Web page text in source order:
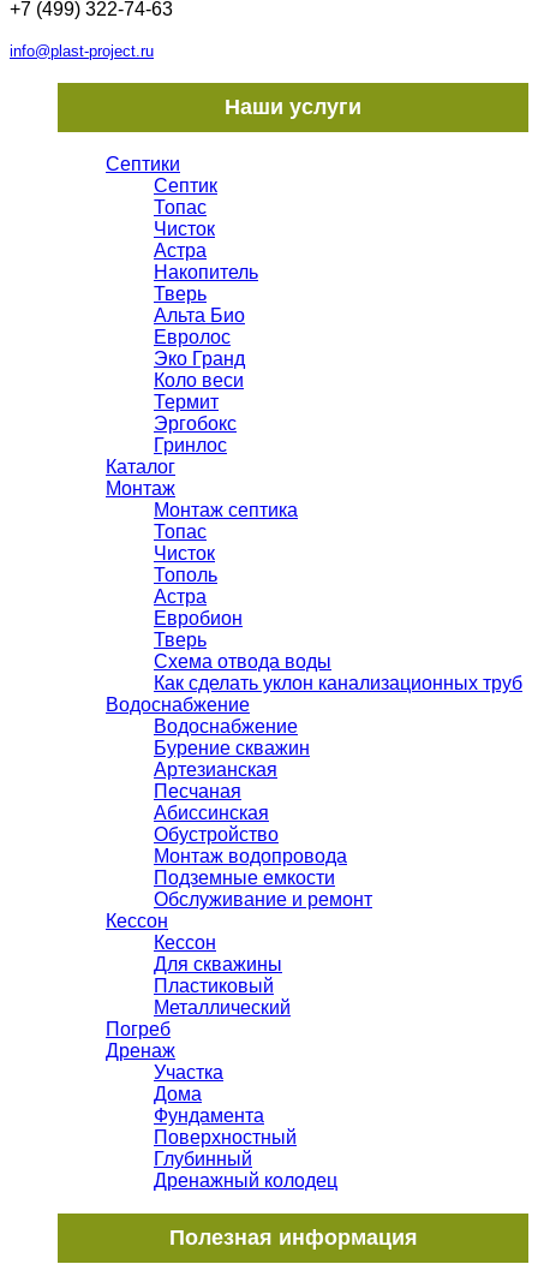
+7 (499) 322-74-63
info@plast-project.ru
Наши услуги
Септики
Септик
Топас
Чисток
Астра
Накопитель
Тверь
Альта Био
Евролос
Эко Гранд
Коло веси
Термит
Эргобокс
Гринлос
Каталог
Монтаж
Монтаж септика
Топас
Чисток
Тополь
Астра
Евробион
Тверь
Схема отвода воды
Как сделать уклон канализационных труб
Водоснабжение
Водоснабжение
Бурение скважин
Артезианская
Песчаная
Абиссинская
Обустройство
Монтаж водопровода
Подземные емкости
Обслуживание и ремонт
Кессон
Кессон
Для скважины
Пластиковый
Металлический
Погреб
Дренаж
Участка
Дома
Фундамента
Поверхностный
Глубинный
Дренажный колодец
Полезная информация